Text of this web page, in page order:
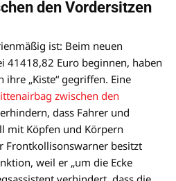
den Vordersitzen
ist: Beim neuen
41418,82 Euro beginnen, haben
„Kiste“ gegriffen. Eine
zwischen den
dass Fahrer und
mit Köpfen und Körpern
Frontkollisonswarner besitzt
weil er „um die Ecke